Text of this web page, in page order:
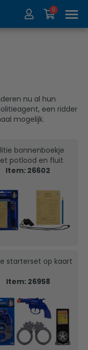
0
nu al hun
een ridder
mogelijk.
bonnenboekje
potlood en fluit
Item: 26602
starterset op kaart
Item: 26958